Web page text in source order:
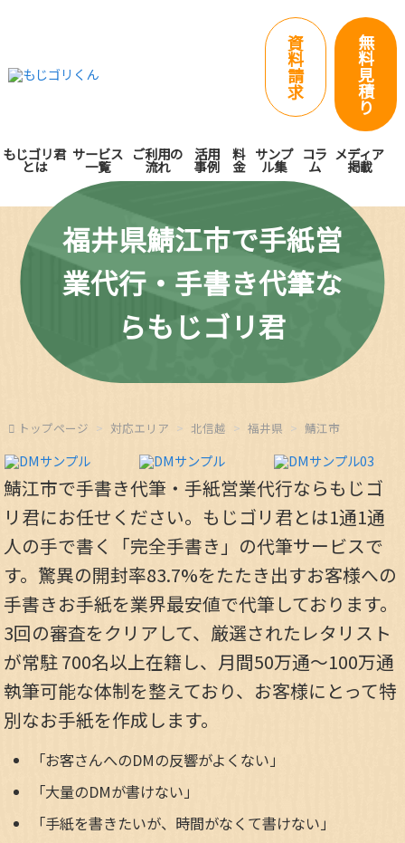
資
料
請
求
無
料
見
積
り
もじゴリ君
とは
サービス
一覧
ご利用の
流れ
活用
事例
料
金
サンプ
ル集
コラ
ム
メディア
掲載
福井県鯖江市で手紙営
業代行・手書き代筆な
らもじゴリ君
トップページ 対応エリア 北信越 福井県 鯖江市
鯖江市で手書き代筆・手紙営業代行ならもじゴ
リ君にお任せください。もじゴリ君とは1通1通
人の手で書く「完全手書き」の代筆サービスで
す。驚異の開封率83.7%をたたき出すお客様への
手書きお手紙を業界最安値で代筆しております。
3回の審査をクリアして、厳選されたレタリスト
が常駐 700名以上在籍し、月間50万通～100万通
執筆可能な体制を整えており、お客様にとって特
別なお手紙を作成します。
「お客さんへのDMの反響がよくない」
「大量のDMが書けない」
「手紙を書きたいが、時間がなくて書けない」